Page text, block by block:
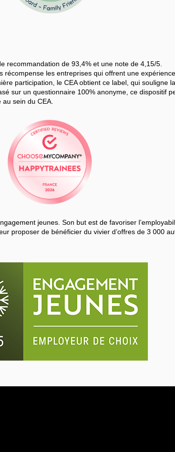
recommandation de 93,4% et une note de 4,15/5.
récompense les entreprises qui offrent une
participation, le CEA obtient ce label, qui souligne
sur un questionnaire 100% anonyme, ce dispositif
sein du CEA.
jeunes. Son but est de favoriser
proposer de bénéficier du vivier d’offres de 3 000